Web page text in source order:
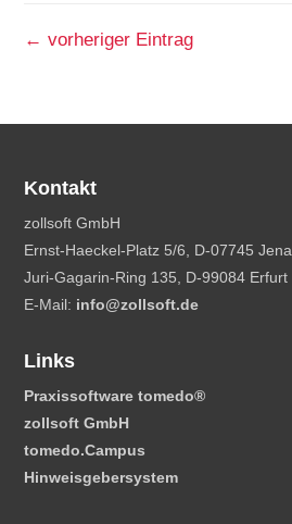
←vorheriger Eintrag
Kontakt
zollsoft GmbH
Ernst-Haeckel-Platz 5/6, D-07745 Jena
Juri-Gagarin-Ring 135, D-99084 Erfurt
E-Mail: info@zollsoft.de
Links
Praxissoftware tomedo®
zollsoft GmbH
tomedo.Campus
Hinweisgebersystem